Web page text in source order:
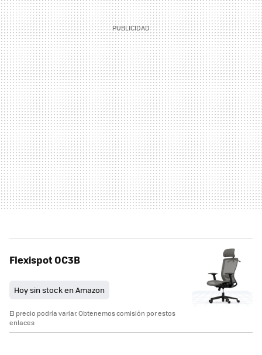
Flexispot OC3B
Hoy sin stock en Amazon
El precio podría variar. Obtenemos comisión por estos
enlaces